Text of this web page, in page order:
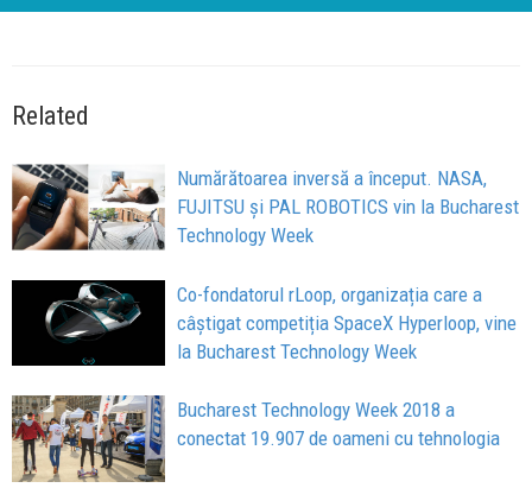
Related
Numărătoarea inversă a început. NASA,
FUJITSU și PAL ROBOTICS vin la Bucharest
Technology Week
Co-fondatorul rLoop, organizația care a
câștigat competiția SpaceX Hyperloop, vine
la Bucharest Technology Week
Bucharest Technology Week 2018 a
conectat 19.907 de oameni cu tehnologia